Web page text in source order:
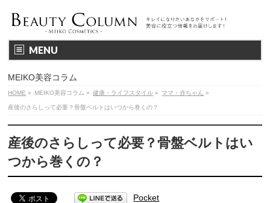
MENU
MEIKO美容コラム
HOME » MEIKO美容コラム » 健康・ライフスタイル » ママ・赤ちゃん »
産後のさらしって必要？骨盤ベルトはいつから巻くの？
産後のさらしって必要？骨盤ベルトはい
つから巻くの？
Pocket